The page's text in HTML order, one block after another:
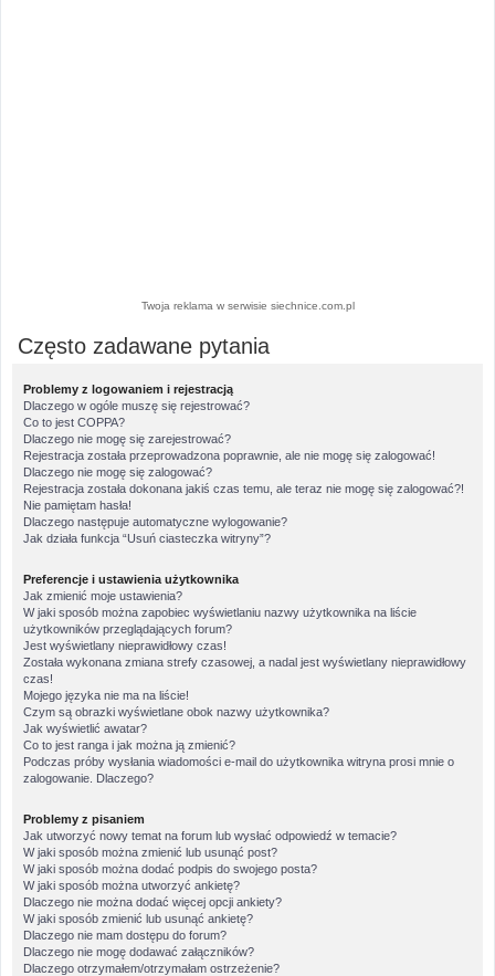
Twoja reklama w serwisie siechnice.com.pl
Często zadawane pytania
Problemy z logowaniem i rejestracją
Dlaczego w ogóle muszę się rejestrować?
Co to jest COPPA?
Dlaczego nie mogę się zarejestrować?
Rejestracja została przeprowadzona poprawnie, ale nie mogę się zalogować!
Dlaczego nie mogę się zalogować?
Rejestracja została dokonana jakiś czas temu, ale teraz nie mogę się zalogować?!
Nie pamiętam hasła!
Dlaczego następuje automatyczne wylogowanie?
Jak działa funkcja “Usuń ciasteczka witryny”?
Preferencje i ustawienia użytkownika
Jak zmienić moje ustawienia?
W jaki sposób można zapobiec wyświetlaniu nazwy użytkownika na liście
użytkowników przeglądających forum?
Jest wyświetlany nieprawidłowy czas!
Została wykonana zmiana strefy czasowej, a nadal jest wyświetlany nieprawidłowy
czas!
Mojego języka nie ma na liście!
Czym są obrazki wyświetlane obok nazwy użytkownika?
Jak wyświetlić awatar?
Co to jest ranga i jak można ją zmienić?
Podczas próby wysłania wiadomości e-mail do użytkownika witryna prosi mnie o
zalogowanie. Dlaczego?
Problemy z pisaniem
Jak utworzyć nowy temat na forum lub wysłać odpowiedź w temacie?
W jaki sposób można zmienić lub usunąć post?
W jaki sposób można dodać podpis do swojego posta?
W jaki sposób można utworzyć ankietę?
Dlaczego nie można dodać więcej opcji ankiety?
W jaki sposób zmienić lub usunąć ankietę?
Dlaczego nie mam dostępu do forum?
Dlaczego nie mogę dodawać załączników?
Dlaczego otrzymałem/otrzymałam ostrzeżenie?